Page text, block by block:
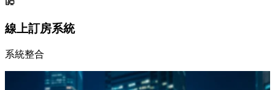
線上訂房系統
系統整合